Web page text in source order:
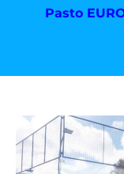
Pasto